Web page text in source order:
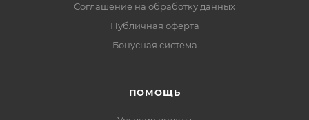
Соглашение на обработку данных
Публичная оферта
Бонусная система
ПОМОЩЬ